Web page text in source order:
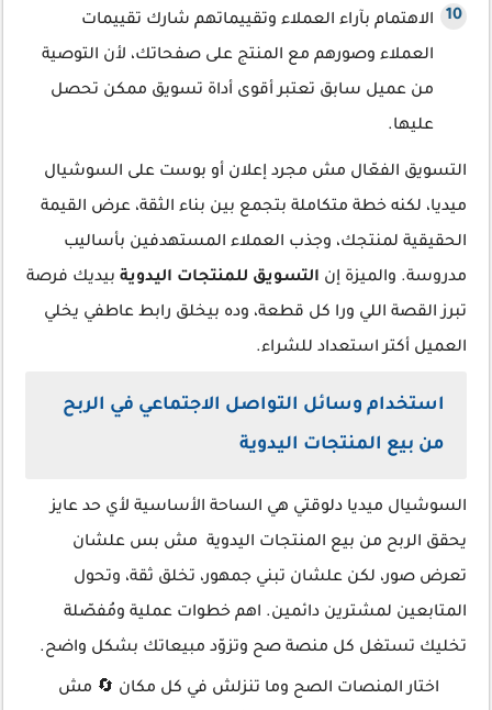
الاهتمام بآراء العملاء وتقييماتهم شارك تقييمات
العملاء وصورهم مع المنتج على صفحاتك، لأن التوصية
من عميل سابق تعتبر أقوى أداة تسويق ممكن تحصل
عليها.
التسويق الفعّال مش مجرد إعلان أو بوست على السوشيال
ميديا، لكنه خطة متكاملة بتجمع بين بناء الثقة، عرض القيمة
الحقيقية لمنتجك، وجذب العملاء المستهدفين بأساليب
مدروسة. والميزة إن التسويق للمنتجات اليدوية بيديك فرصة
تبرز القصة اللي ورا كل قطعة، وده بيخلق رابط عاطفي يخلي
العميل أكتر استعداد للشراء.
استخدام وسائل التواصل الاجتماعي في الربح
من بيع المنتجات اليدوية
السوشيال ميديا دلوقتي هي الساحة الأساسية لأي حد عايز
يحقق الربح من بيع المنتجات اليدوية مش بس علشان
تعرض صور، لكن علشان تبني جمهور، تخلق ثقة، وتحول
المتابعين لمشترين دائمين. اهم خطوات عملية ومُفصّلة
تخليك تستغل كل منصة صح وتزوّد مبيعاتك بشكل واضح.
اختار المنصات الصح وما تنزلش في كل مكان 🔄 مش